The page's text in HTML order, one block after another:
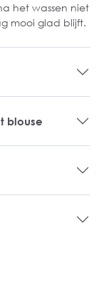
het wassen niet
mooi glad blijft.
blouse